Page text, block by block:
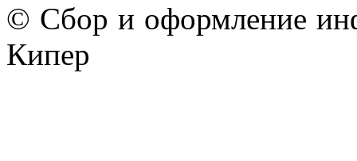
© Сбор и оформление
Кипер